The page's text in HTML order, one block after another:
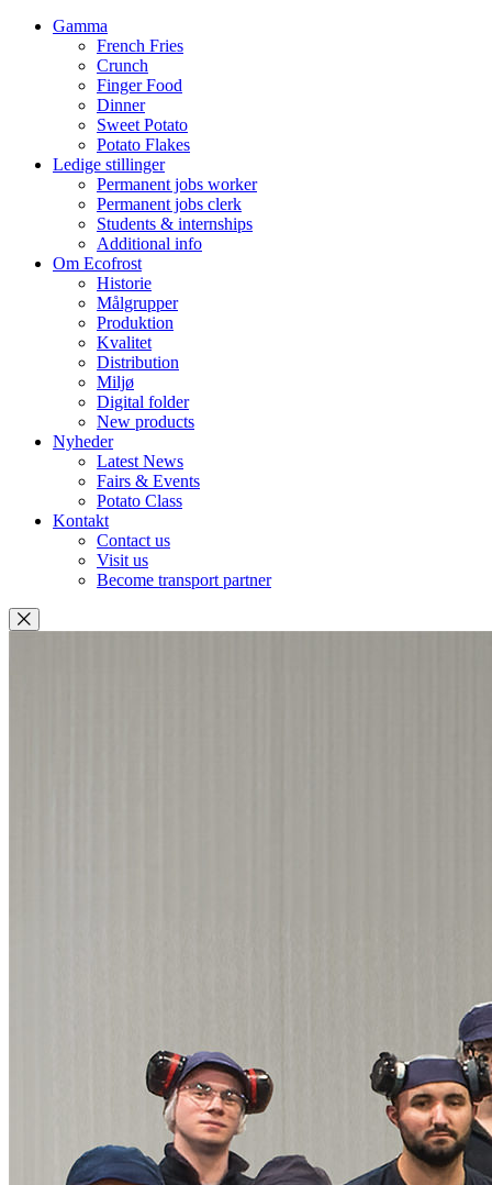
Gamma
French Fries
Crunch
Finger Food
Dinner
Sweet Potato
Potato Flakes
Ledige stillinger
Permanent jobs worker
Permanent jobs clerk
Students & internships
Additional info
Om Ecofrost
Historie
Målgrupper
Produktion
Kvalitet
Distribution
Miljø
Digital folder
New products
Nyheder
Latest News
Fairs & Events
Potato Class
Kontakt
Contact us
Visit us
Become transport partner